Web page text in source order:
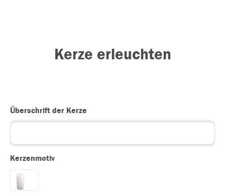
Kerze erleuchten
Überschrift der Kerze
Kerzenmotiv